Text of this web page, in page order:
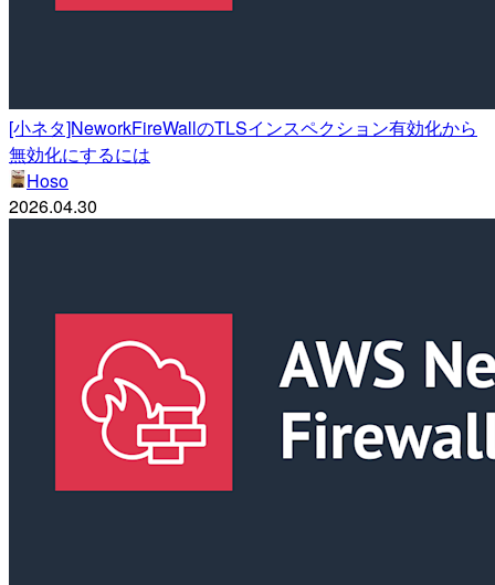
[小ネタ]NeworkFireWallのTLSインスペクション有効化から
無効化にするには
Hoso
2026.04.30